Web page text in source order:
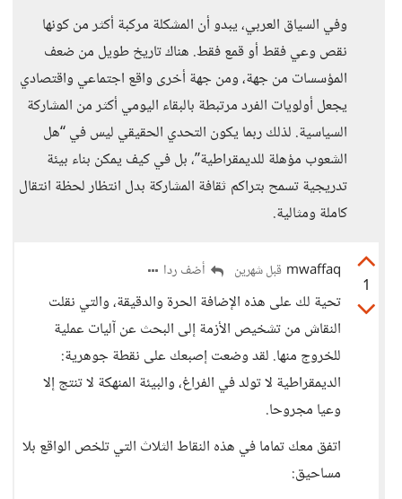
وفي السياق العربي، يبدو أن المشكلة مركبة أكثر من كونها
نقص وعي فقط أو قمع فقط. هناك تاريخ طويل من ضعف
المؤسسات من جهة، ومن جهة أخرى واقع اجتماعي واقتصادي
يجعل أولويات الفرد مرتبطة بالبقاء اليومي أكثر من المشاركة
السياسية. لذلك ربما يكون التحدي الحقيقي ليس في “هل
الشعوب مؤهلة للديمقراطية”، بل في كيف يمكن بناء بيئة
تدريجية تسمح بتراكم ثقافة المشاركة بدل انتظار لحظة انتقال
كاملة ومثالية.
1
mwaffaq قبل شهرين أضف ردا
تحية لك على هذه الإضافة الحرة والدقيقة، والتي نقلت
النقاش من تشخيص الأزمة إلى البحث عن آليات عملية
للخروج منها. لقد وضعت إصبعك على نقطة جوهرية:
الديمقراطية لا تولد في الفراغ، والبيئة المنهكة لا تنتج إلا
وعيا مجروحا.
اتفق معك تماما في هذه النقاط الثلاث التي تلخص الواقع بلا
مساحيق: